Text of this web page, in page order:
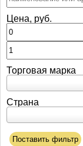
Цена, руб.
Торговая марка
Страна